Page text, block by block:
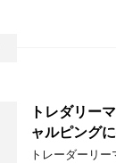
トレダリー
ャルピング
トレーダーリ